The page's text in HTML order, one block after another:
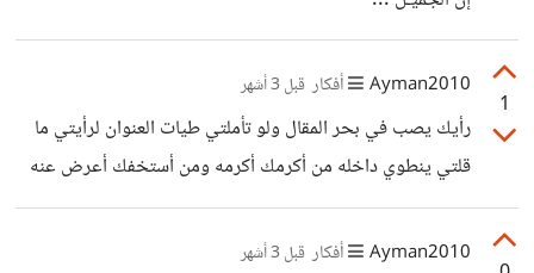
1
Ayman2010 أفكار قبل 3 أشهر
رأيك يصب في بحر المقال ولو تأملتي طيات العنوان لرأيتي ما
قلتي ينطوي داخله من أكرمك أكرمه ومن أستخفك أعرض عنه
حدد قوانين العلاقات في كلا الحالتين.
Ayman2010 أفكار قبل 3 أشهر